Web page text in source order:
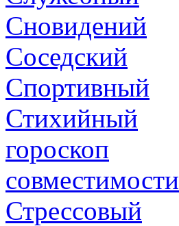
Сновидений
Соседский
Спортивный
Стихийный
гороскоп
совместимости
Стрессовый